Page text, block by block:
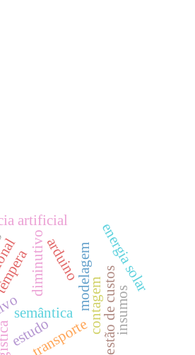
diminutivo
semântica
artificial
contagem
transporte gestão de custos
energia solar
estudo
arduinomodelagem insumos